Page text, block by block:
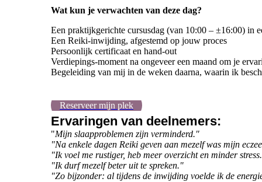
Wat kun je verwachten van deze dag?
Een praktijkgerichte cursusdag (van 10:00 – ±16:00) in
Een Reiki-inwijding, afgestemd op jouw proces
Persoonlijk certificaat en hand-out
Verdiepings-moment na ongeveer een maand om je
Begeleiding van mij in de weken daarna, waarin ik
Reserveer mijn plek
Ervaringen van deelnemers:
"Mijn slaapproblemen zijn verminderd."
"Na enkele dagen Reiki geven aan mezelf was mijn
"Ik voel me rustiger, heb meer overzicht en minder
"Ik durf mezelf beter uit te spreken."
"Zo bijzonder: al tijdens de inwijding voelde ik de